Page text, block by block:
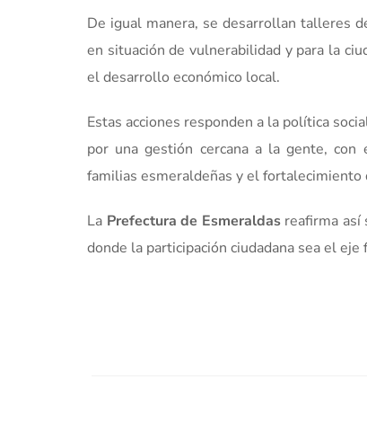
De igual manera, se desarrollan talleres
en situación de vulnerabilidad y para la
el desarrollo económico local.
Estas acciones responden a la política
por una gestión cercana a la gente,
familias esmeraldeñas y el
La Prefectura de Esmeraldasreafirma así
donde la participación ciudadana sea el